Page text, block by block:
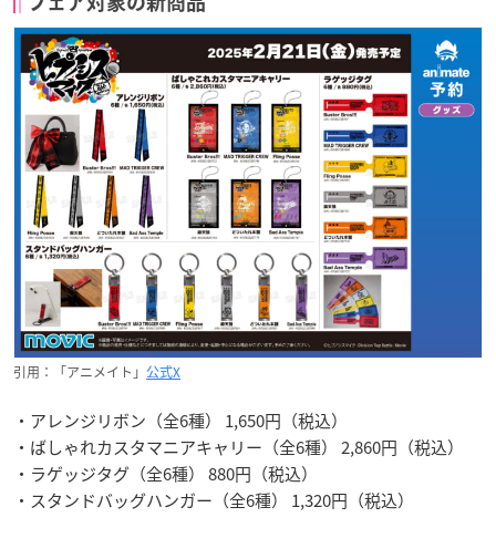
引用：「アニメイト」 公式X
・アレンジリボン（全6種） 1,650円（税込）
・ばしゃれカスタマニアキャリー（全6種） 2,860円（税込）
・ラゲッジタグ（全6種） 880円（税込）
・スタンドバッグハンガー（全6種） 1,320円（税込）